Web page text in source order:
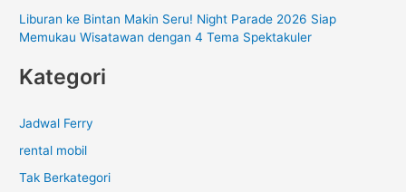
Liburan ke Bintan Makin Seru! Night Parade 2026 Siap
Memukau Wisatawan dengan 4 Tema Spektakuler
Kategori
Jadwal Ferry
rental mobil
Tak Berkategori